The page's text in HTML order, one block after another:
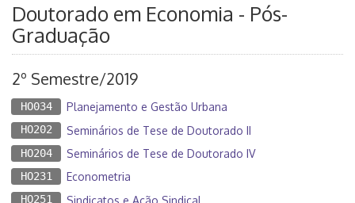
Doutorado em Economia - Pós-
Graduação
2º Semestre/2019
HO034 Planejamento e Gestão Urbana
HO202 Seminários de Tese de Doutorado II
HO204 Seminários de Tese de Doutorado IV
HO231 Econometria
HO251 Sindicatos e Ação Sindical